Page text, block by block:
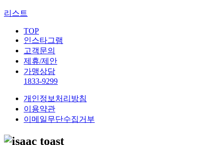
리스트
TOP
인스타그램
고객문의
제휴/제안
가맹상담
1833-9299
개인정보처리방침
이용약관
이메일무단수집거부